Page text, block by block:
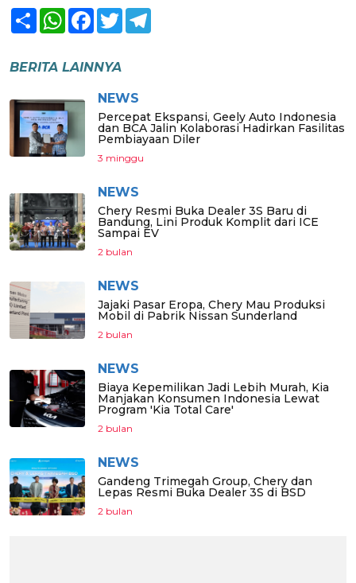
Share WhatsAppFacebook
Twitter
BERITA LAINNYA
NEWS
Percepat Ekspansi, Geely Auto Indonesia
dan BCA Jalin Kolaborasi Hadirkan Fasilitas
Pembiayaan Diler
3 minggu
NEWS
Chery Resmi Buka Dealer 3S Baru di
Bandung, Lini Produk Komplit dari ICE
Sampai EV
2 bulan
NEWS
Jajaki Pasar Eropa, Chery Mau Produksi
Mobil di Pabrik Nissan Sunderland
2 bulan
NEWS
Biaya Kepemilikan Jadi Lebih Murah, Kia
Manjakan Konsumen Indonesia Lewat
Program 'Kia Total Care'
2 bulan
NEWS
Gandeng Trimegah Group, Chery dan
Lepas Resmi Buka Dealer 3S di BSD
2 bulan